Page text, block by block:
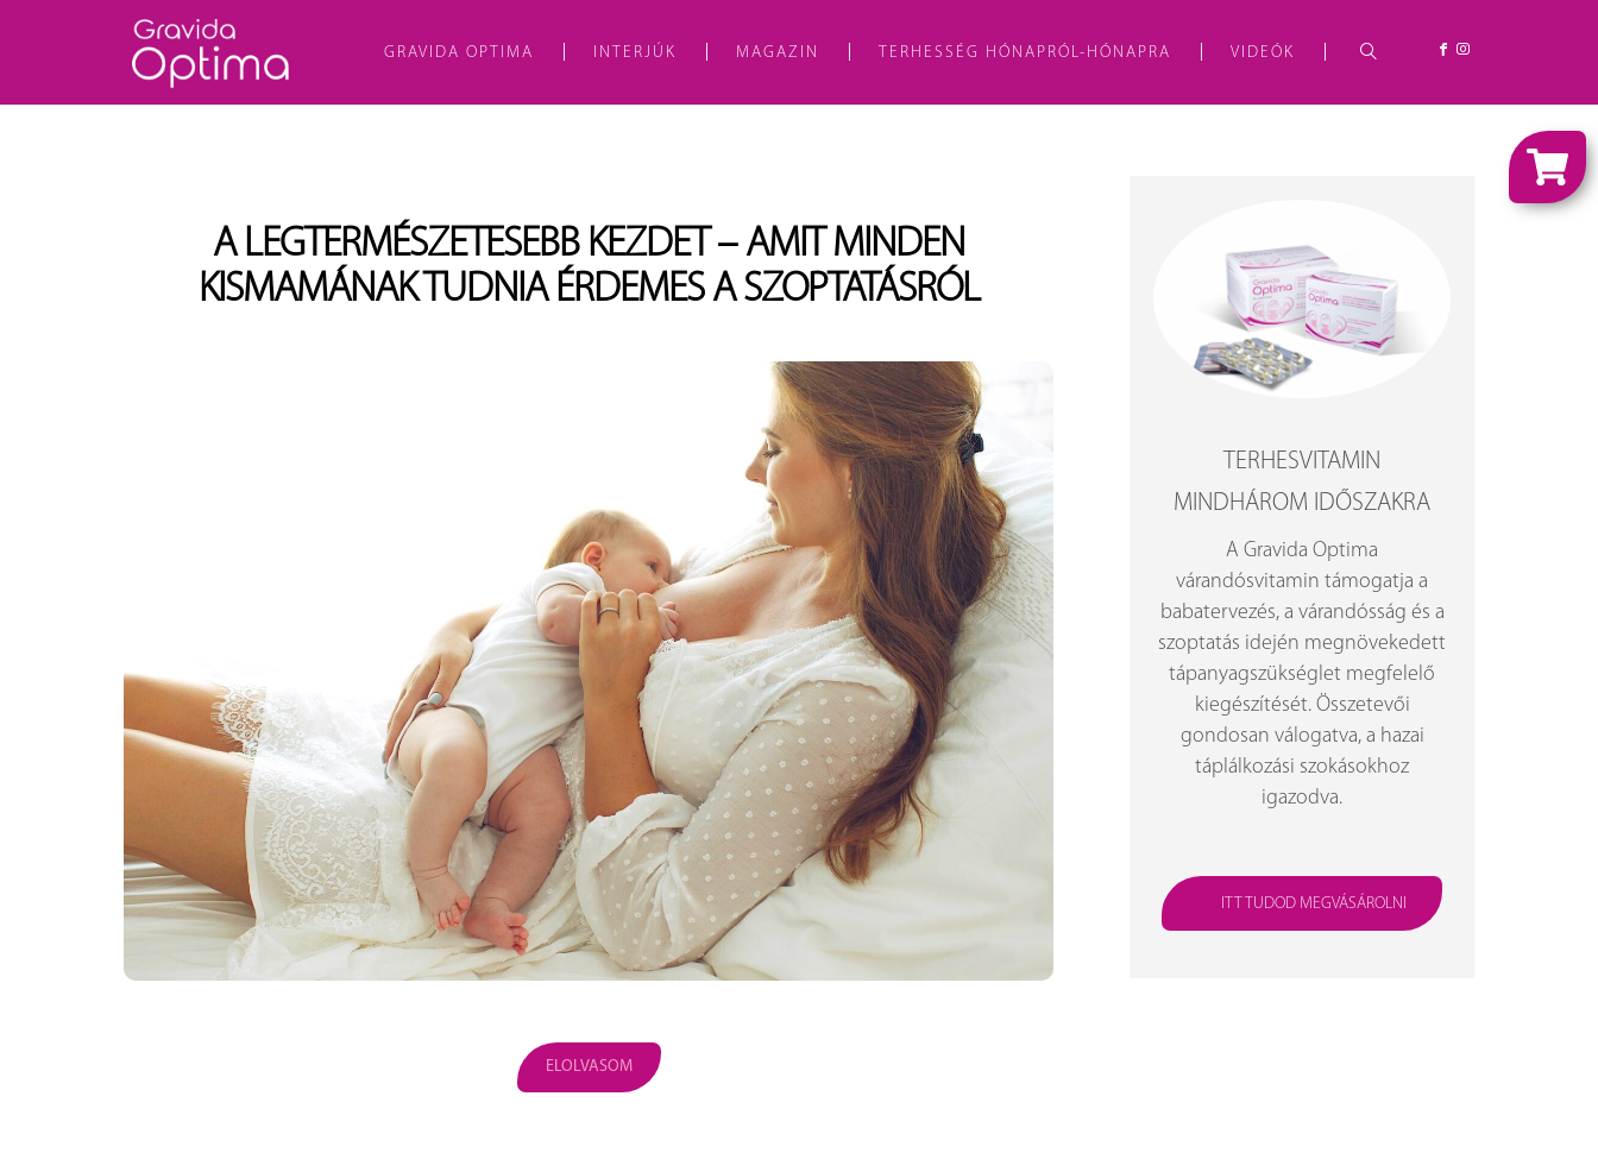
GRAVIDA OPTIMA INTERJÚK MAGAZIN TERHESSÉG HÓNAPRÓL-HÓNAPRA VIDEÓK
A LEGTERMÉSZETESEBB KEZDET – AMIT MINDEN
KISMAMÁNAK TUDNIA ÉRDEMES A SZOPTATÁSRÓL
ELOLVASOM
TERHESVITAMIN
MINDHÁROM IDŐSZAKRA
A Gravida Optima
várandósvitamin támogatja a
babatervezés, a várandósság és a
szoptatás idején megnövekedett
tápanyagszükséglet megfelelő
kiegészítését. Összetevői
gondosan válogatva, a hazai
táplálkozási szokásokhoz
igazodva.
ITT TUDOD MEGVÁSÁROLNI